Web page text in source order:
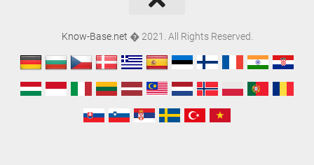
Know-Base.net � 2021. All Rights Reserved.